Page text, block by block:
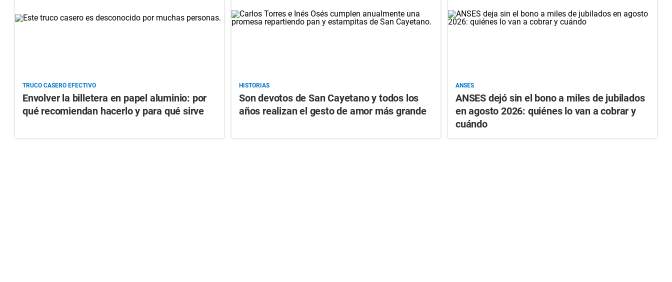
TRUCO CASERO EFECTIVO
Envolver la billetera en papel aluminio: por
qué recomiendan hacerlo y para qué sirve
HISTORIAS
Son devotos de San Cayetano y todos los
años realizan el gesto de amor más grande
ANSES
ANSES dejó sin el bono a miles de jubilados
en agosto 2026: quiénes lo van a cobrar y
cuándo